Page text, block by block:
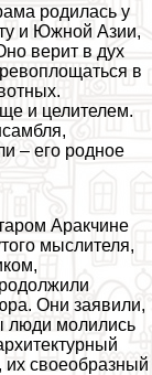
родилась у
и Южной Азии,
верит в дух
в
и целителем.
– его родное
Аpaкчине
мыслителя,
Они заявили,
люди молились
своеобразный